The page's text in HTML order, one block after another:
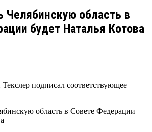
Челябинскую область в
будет Наталья Котова
подписал соответствующее